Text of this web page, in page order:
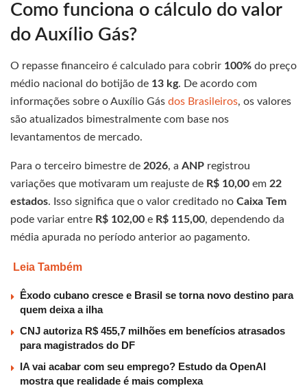
Como funciona o cálculo do valor
do Auxílio Gás?
O repasse financeiro é calculado para cobrir 100% do preço
médio nacional do botijão de 13 kg. De acordo com
informações sobre o Auxílio Gás dos Brasileiros, os valores
são atualizados bimestralmente com base nos
levantamentos de mercado.
Para o terceiro bimestre de 2026, a ANP registrou
variações que motivaram um reajuste de R$ 10,00 em 22
estados. Isso significa que o valor creditado no Caixa Tem
pode variar entre R$ 102,00 e R$ 115,00, dependendo da
média apurada no período anterior ao pagamento.
Leia Também
Êxodo cubano cresce e Brasil se torna novo destino para
quem deixa a ilha
CNJ autoriza R$ 455,7 milhões em benefícios atrasados
para magistrados do DF
IA vai acabar com seu emprego? Estudo da OpenAI
mostra que realidade é mais complexa